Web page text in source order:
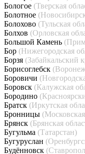
Бологое (Тверская
Болотное
Болохово (Тульская
Болхов (Орловская
Большой Камень
Бор (Нижегородская
Борзя (Забайкальский
Борисоглебск
Боровичи
Боровск (Калужская
Бородино
Братск (Иркутская
Бронницы
Брянск (Брянская
Бугульма (Татарстан)
Бугуруслан
Будённовск